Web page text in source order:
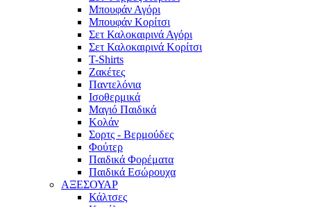
Μπουφάν Αγόρι
Μπουφάν Κορίτσι
Σετ Καλοκαιρινά Αγόρι
Σετ Καλοκαιρινά Κορίτσι
T-Shirts
Ζακέτες
Παντελόνια
Ισοθερμικά
Μαγιό Παιδικά
Κολάν
Σορτς - Βερμούδες
Φούτερ
Παιδικά Φορέματα
Παιδικά Εσώρουχα
ΑΞΕΣΟΥΑΡ
Κάλτσες